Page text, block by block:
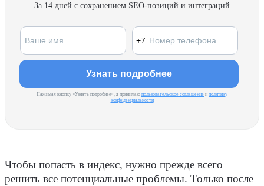
За 14 дней с сохранением SEO-позиций и интеграций
Нажимая кнопку «Узнать подробнее», я принимаю пользовательское соглашение и политику
конфиденциальности
Чтобы попасть в индекс, нужно прежде всего
решить все потенциальные проблемы. Только после